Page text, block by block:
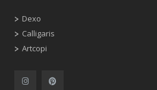
Dexo
Calligaris
Artcopi